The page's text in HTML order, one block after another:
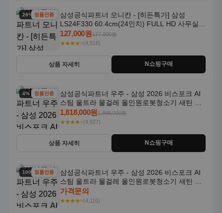
28% 할인정품인증
삼성공식파트너 모니칸 - [히든특가] 삼성
LS24F330 60.4cm(24인치) FULL HD 사무실/
컴퓨터 모니터
127,000원177,000원
★★★★⭐(4,516)
상품 자세히 N쇼핑구매
4% 할인정품인증
삼성공식파트너 우주 - 삼성 2026 비스포크 AI
스팀 울트라 물걸레 올인원로봇청소기 새틴 그
레이지 AAG
1,818,000원1,899,000원
★★★★⭐(4,827)
상품 자세히 N쇼핑구매
100% 할인
정품인증
삼성공식파트너 우주 - 삼성 2026 비스포크 AI
스팀 울트라 물걸레 올인원로봇청소기 새틴 차
콜 AAH
가격문의
★★★★⭐(4,116)